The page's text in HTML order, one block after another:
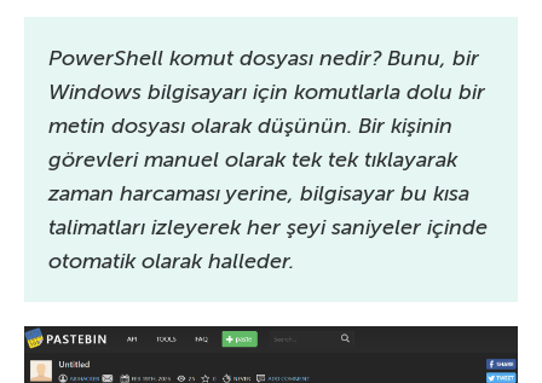
PowerShell komut dosyası nedir? Bunu, bir
Windows bilgisayarı için komutlarla dolu bir
metin dosyası olarak düşünün. Bir kişinin
görevleri manuel olarak tek tek tıklayarak
zaman harcaması yerine, bilgisayar bu kısa
talimatları izleyerek her şeyi saniyeler içinde
otomatik olarak halleder.